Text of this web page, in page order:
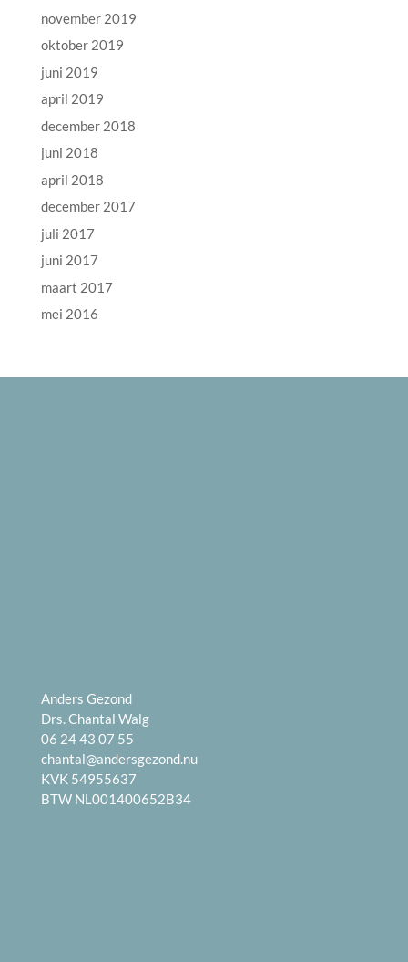
november 2019
oktober 2019
juni 2019
april 2019
december 2018
juni 2018
april 2018
december 2017
juli 2017
juni 2017
maart 2017
mei 2016
Anders Gezond
Drs. Chantal Walg
06 24 43 07 55
chantal@andersgezond.nu
KVK 54955637
BTW NL001400652B34